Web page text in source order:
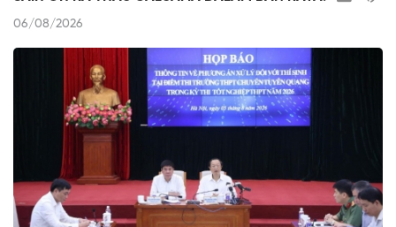
06/08/2026